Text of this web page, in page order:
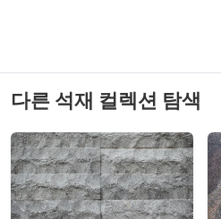
다른 석재 컬렉션 탐색